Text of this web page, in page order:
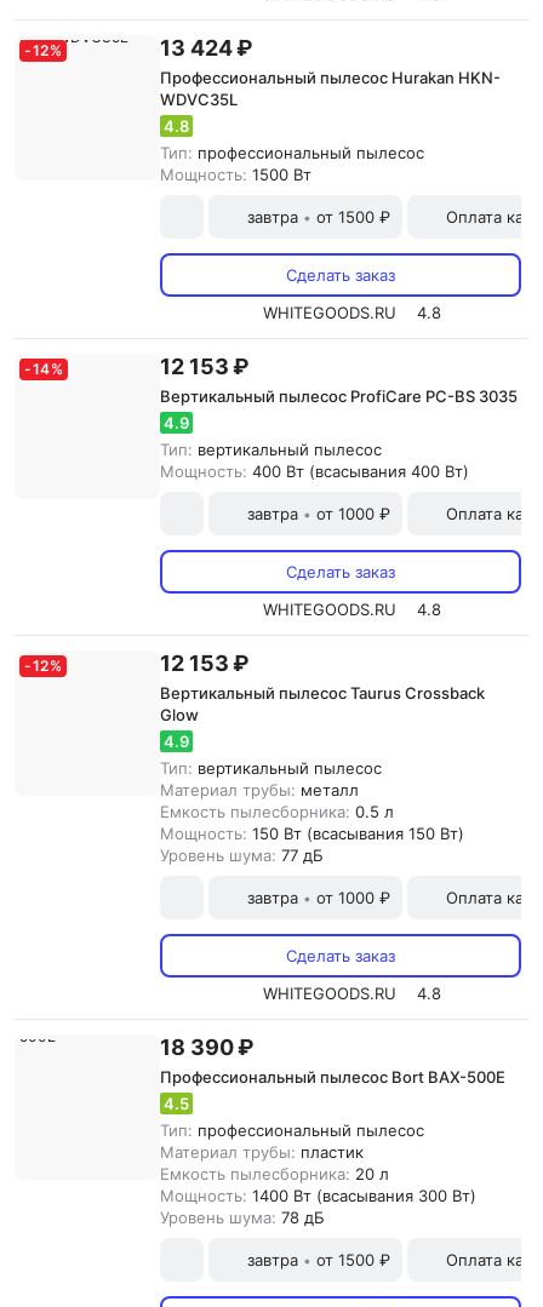
-12% 13 424 ₽
Профессиональный пылесос Hurakan HKN-
WDVC35L
4.8
Тип: профессиональный пылесос
Мощность: 1500 Вт
завтра • от 1500 ₽ Оплата
Сделать заказ
WHITEGOODS.RU
4.8
-14% 12 153 ₽
Вертикальный пылесос ProfiCare PC-BS 3035
4.9
Тип: вертикальный пылесос
Мощность: 400 Вт (всасывания 400 Вт)
завтра • от 1000 ₽ Оплата
Сделать заказ
WHITEGOODS.RU
4.8
-12% 12 153 ₽
Вертикальный пылесос Taurus Crossback
Glow
4.9
Тип: вертикальный пылесос
Материал трубы: металл
Емкость пылесборника: 0.5 л
Мощность: 150 Вт (всасывания 150 Вт)
Уровень шума: 77 дБ
завтра • от 1000 ₽ Оплата
Сделать заказ
WHITEGOODS.RU
4.8
18 390 ₽
Профессиональный пылесос Bort BAX-500E
4.5
Тип: профессиональный пылесос
Материал трубы: пластик
Емкость пылесборника: 20 л
Мощность: 1400 Вт (всасывания 300 Вт)
Уровень шума: 78 дБ
завтра • от 1500 ₽ Оплата